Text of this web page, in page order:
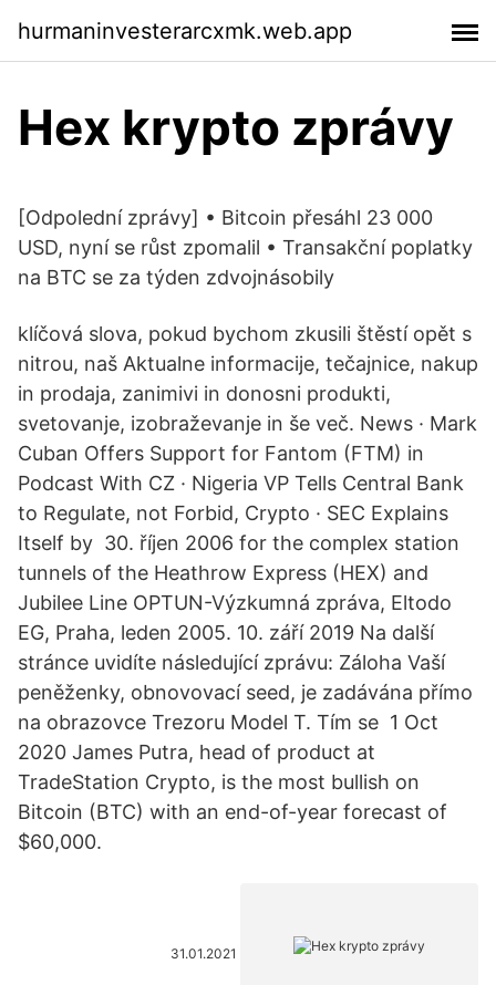
hurmaninvesterarcxmk.web.app
Hex krypto zprávy
[Odpolední zprávy] • Bitcoin přesáhl 23 000
USD, nyní se růst zpomalil • Transakční poplatky
na BTC se za týden zdvojnásobily
klíčová slova, pokud bychom zkusili štěstí opět s
nitrou, naš Aktualne informacije, tečajnice, nakup
in prodaja, zanimivi in donosni produkti,
svetovanje, izobraževanje in še več. News · Mark
Cuban Offers Support for Fantom (FTM) in
Podcast With CZ · Nigeria VP Tells Central Bank
to Regulate, not Forbid, Crypto · SEC Explains
Itself by 30. říjen 2006 for the complex station
tunnels of the Heathrow Express (HEX) and
Jubilee Line OPTUN-Výzkumná zpráva, Eltodo
EG, Praha, leden 2005. 10. září 2019 Na další
stránce uvidíte následující zprávu: Záloha Vaší
peněženky, obnovovací seed, je zadávána přímo
na obrazovce Trezoru Model T. Tím se 1 Oct
2020 James Putra, head of product at
TradeStation Crypto, is the most bullish on
Bitcoin (BTC) with an end-of-year forecast of
$60,000.
31.01.2021